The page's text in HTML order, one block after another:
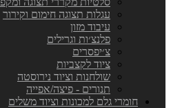
עגלות תצוגה חימום וקירור
עיבוד מזון
פלנצ׳ות וגרילים
צ׳יפסרים
ציוד לקצביות
שולחנות וציוד נירוסטה
תנורים - פיצה/אפייה
חומרי גלם למכונות וציוד משלים